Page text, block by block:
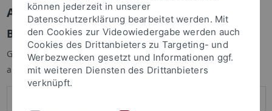
Anmelden
Benutzeranmeldung
Geben Sie Ihren Benutzernamen und Ihr Passwort an um sich
anzumelden:
können jederzeit in unserer
Datenschutzerklärung bearbeitet werden. Mit
den Cookies zur Videowiedergabe werden auch
Cookies des Drittanbieters zu Targeting- und
Werbezwecken gesetzt und Informationen ggf.
mit weiteren Diensten des Drittanbieters
verknüpft.